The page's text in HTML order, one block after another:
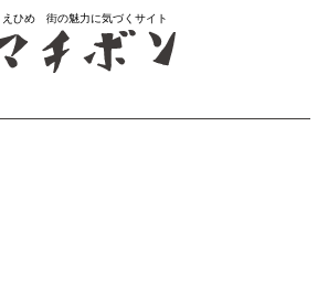
えひめ 街の魅力に気づくサイト